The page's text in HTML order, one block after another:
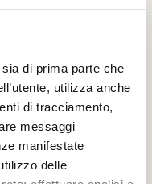
di prima parte che
utilizza anche
di tracciamento,
messaggi
manifestate
delle
fenicee
torna in
più graditi
di Siviglia di